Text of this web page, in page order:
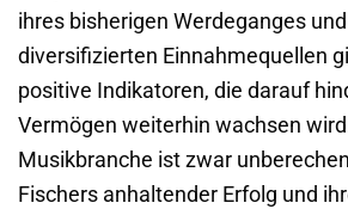
ihres bisherigen Werdeganges
diversifizierten Einnahmequellen
positive Indikatoren, die darauf
Vermögen weiterhin wachsen
Musikbranche ist zwar
Fischers anhaltender Erfolg und